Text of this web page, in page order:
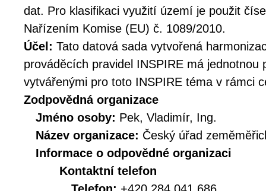
dat. Pro klasifikaci využití území je použit
Nařízením Komise (EU) č. 1089/2010.
Účel: Tato datová sada vytvořená
prováděcích pravidel INSPIRE má jednotnou
vytvářenými pro toto INSPIRE téma v rámci
Zodpovědná organizace
Jméno osoby: Pek, Vladimír, Ing.
Název organizace: Český úřad
Informace o odpovědné organizaci
Kontaktní telefon